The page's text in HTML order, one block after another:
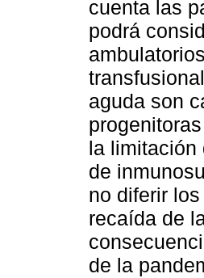
cuenta las
podrá
aguda son
la limitación
de
no diferir
recaída de
de la